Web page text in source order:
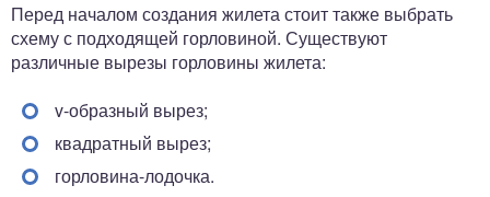
Перед началом создания жилета стоит также выбрать
схему с подходящей горловиной. Существуют
различные вырезы горловины жилета:
v-образный вырез;
квадратный вырез;
горловина-лодочка.